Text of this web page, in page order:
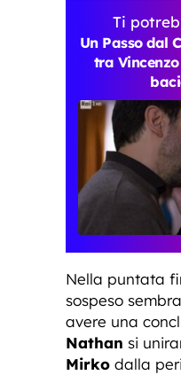
Ti
Un Passo dal
tra
Nella puntata
sospeso
avere una
Nathan si
Mirko dalla